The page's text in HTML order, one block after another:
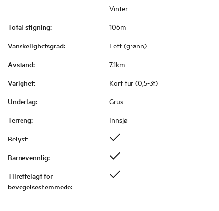
Vinter
Total stigning: 106m
Vanskelighetsgrad: Lett (grønn)
Avstand: 7.1km
Varighet: Kort tur (0,5-3t)
Underlag: Grus
Terreng: Innsjø
Belyst:
Barnevennlig:
Tilrettelagt for
bevegelseshemmede: